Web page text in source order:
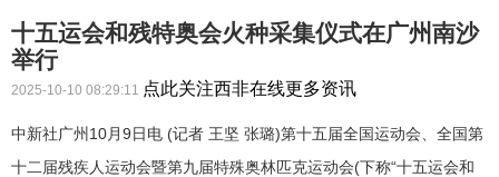
十五运会和残特奥会火种采集仪式在广州南沙
举行
2025-10-10 08:29:11 点此关注西非在线更多资讯
中新社广州10月9日电 (记者 王坚 张璐)第十五届全国运动会、全国第
十二届残疾人运动会暨第九届特殊奥林匹克运动会(下称“十五运会和